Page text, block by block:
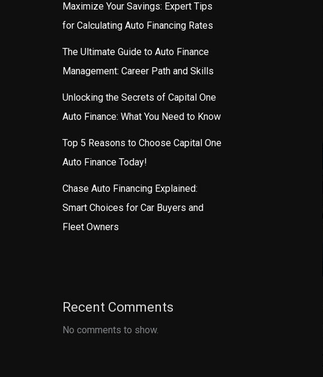
Maximize Your Savings: Expert Tips
for Calculating Auto Financing Rates
The Ultimate Guide to Auto Finance
Management: Career Path and Skills
Unlocking the Secrets of Capital One
Auto Finance: What You Need to Know
Top 5 Reasons to Choose Capital One
Auto Finance Today!
Chase Auto Financing Explained:
Smart Choices for Car Buyers and
Fleet Owners
Recent Comments
No comments to show.